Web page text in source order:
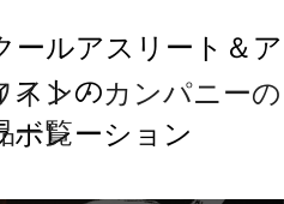
ールアスリート＆ア
ストの
ボレーション
イン・カンパニーの
一覧